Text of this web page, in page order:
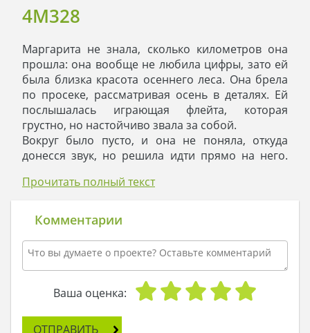
4M328
Маргарита не знала, сколько километров она
прошла: она вообще не любила цифры, зато ей
была близка красота осеннего леса. Она брела
по просеке, рассматривая осень в деталях. Ей
послышалась играющая флейта, которая
грустно, но настойчиво звала за собой.
Вокруг было пусто, и она не поняла, откуда
донесся звук, но решила идти прямо на него.
увидела, кто играл: возле старинного дуба стоял
умудренный маэстро с инструментом в руках.
Он играл так самозабвенно, что Маргарита
побоялась отвлекать его земными беседами.
Она перевела взгляд на дом, который был так
же утончен, как и музыка, которую рождала
флейта. Двухэтажное строение казалось
дуба, но это был зрительный обман: на самом
Прочитать полный текст
Комментарии
Ваша оценка:
ОТПРАВИТЬ